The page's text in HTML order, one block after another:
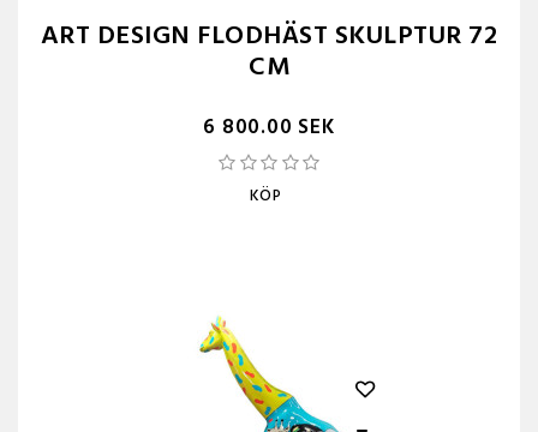
ART DESIGN FLODHÄST SKULPTUR 72
CM
6 800.00 SEK
KÖP